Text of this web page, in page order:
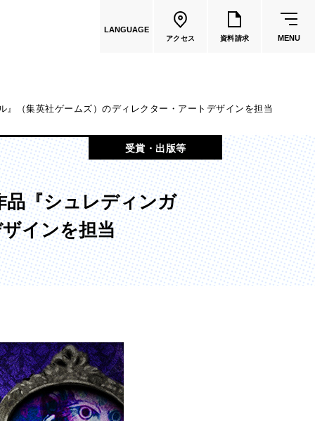
LANGUAGE
アクセス 資料請求 MENU
共通教育
教員一覧
国際文化学部
（2026年度募集停止）
カートゥーンコース
創造情報学部
（仮称・構想中／2028年
度開設予定）
（集英社ゲームズ）のディレクター・アートデザインを担当
受賞・出版等
『シュレディンガ
インを担当